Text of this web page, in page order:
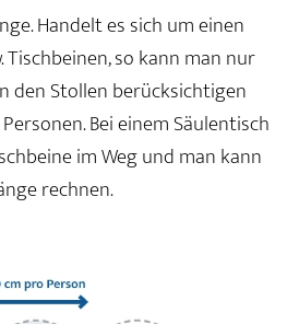
Handelt es sich um einen
so kann man nur
den Stollen berücksichtigen
Bei einem Säulentisch
im Weg und man kann
rechnen.